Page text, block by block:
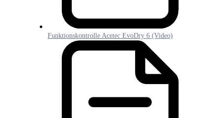
Funktionskontrolle Acetec EvoDry 6 (Video)